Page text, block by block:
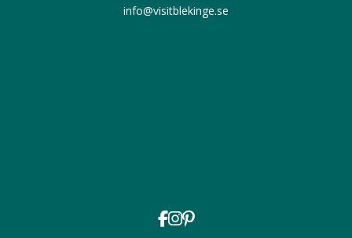
info@visitblekinge.se